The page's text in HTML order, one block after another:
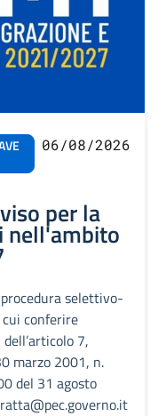
06/08/2026
per la
nell'ambito
selettivo-
conferire
7,
marzo 2001, n.
del 31 agosto